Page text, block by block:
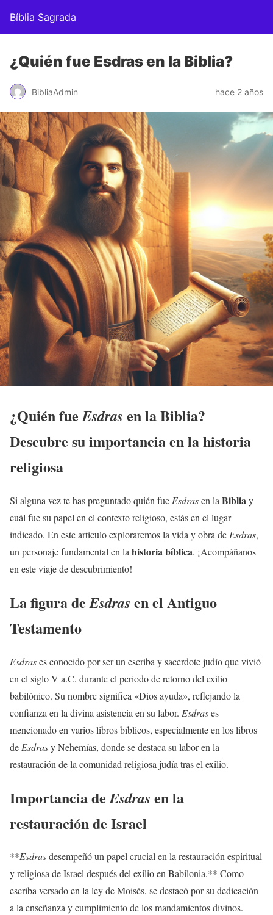
Bíblia Sagrada
¿Quién fue Esdras en la Biblia?
BibliaAdmin hace 2 años
¿Quién fueEsdras en laBiblia?
Descubre su importancia en la historia
religiosa
Si alguna vez te has preguntado quién fue Esdrasen la Bibliay
cuál fue su papel en el contexto religioso, estás en el lugar
indicado. En este artículo exploraremos la vida y obra de Esdras,
un personaje fundamental en la historia bíblica. ¡Acompáñanos
en este viaje de descubrimiento!
La figura deEsdras en el Antiguo
Testamento
Esdrases conocido por ser un escriba y sacerdote judío que vivió
en el siglo V a.C. durante el periodo de retorno del exilio
babilónico. Su nombre significa «Dios ayuda», reflejando la
confianza en la divina asistencia en su labor. Esdrases
mencionado en varios libros bíblicos, especialmente en los libros
de Esdrasy Nehemías, donde se destaca su labor en la
restauración de la comunidad religiosa judía tras el exilio.
Importancia deEsdras en la
restauración de Israel
**Esdrasdesempeñó un papel crucial en la restauración espiritual
y religiosa de Israel después del exilio en Babilonia.** Como
escriba versado en la ley de Moisés, se destacó por su dedicación
a la enseñanza y cumplimiento de los mandamientos divinos.